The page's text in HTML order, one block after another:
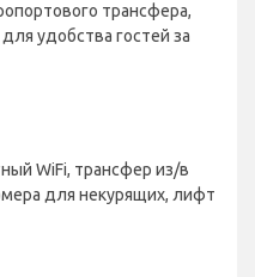
трансфера,
удобства гостей за
WiFi, трансфер из/в
для некурящих, лифт